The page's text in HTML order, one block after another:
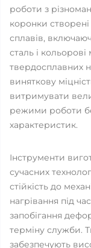
роботи з
коронки
сплавів,
сталь і
твердосплавних
виняткову
витримувати
режими роботи
характеристик.
Інструменти
сучасних
стійкість до
нагрівання під
запобігання
терміну служби.
забезпечують